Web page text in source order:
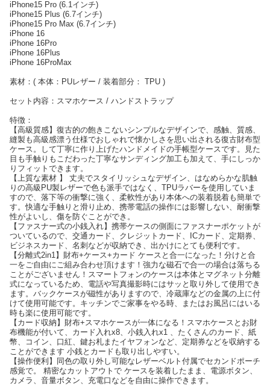
iPhone15 Pro (6.1インチ)
iPhone15 Plus (6.7インチ)
iPhone15 Pro Max (6.7インチ)
iPhone 16
iPhone 16Pro
iPhone 16Plus
iPhone 16ProMax
素材：( 本体：PUレザー / 装着部分： TPU )
セット内容：スマホケース / ハンドストラップ
特徴：
【高級質感】復古的の飽きこないシンプルなデザインで、感触、質感、
縫製も高級感漂う仕様でおしゃれで懐かしさを思い出される復古財布型
ケース。して丁寧に作り上げたハンドメイドの手帳型ケースです。見た
目も手触りもこだわった丁寧なサンディング加工も加えて、手にしっか
りフィットできます。
【上質な素材 】 丈夫でスタイリッシュなデザイン、はなめらかな肌触
りの高級PU製レザーで色も派手ではなく、TPUラバーを使用していま
すので、落下等の衝撃に強く、柔軟性があり本体への装着脱着も簡単で
す。快適な手触りと滑り止め、携帯電話の操作には影響しない、耐衝撃
性がよいし、傷を防ぐことができ。
【ファスナー式の小銭入れ】携帯ケースの側面にファスナーポケットが
ついているので、交通カード、クレジットカード、ICカード、定期券、
ビジネスカード、名刺などが収納でき、出かけにとても便利です。
【分離式2in1】財布+ケース+カード ケースと合一になった！分けと合
一をご自由にご組み合わせ頂けます！強力な磁石で合一の場合は落ちる
ことがございません！スマートフォンのケースは本体とマグネット分離
式になっているため、電話や写真撮影時にはサッと取り外して使用でき
ます。バックケースが磁性がありますので、冷蔵庫などの金属の上に付
けて使用可能です。キッチンでご家事をやる時、またはお風呂にはいる
時も楽に使用可能です。
【カード収納】財布+スマホケースが一体になる！スマホケースとお財
布機能が付いて、カード入れx8、小銭入れx1 、たくさんのカード、紙
幣、コイン、口紅、鍵お札またイヤフォンなど、定期券などを収納する
ことができます 小銭とカードも取り出しやすい。
【操作便利】同色の取り外し可能なレザーベルト付属でセカンドポーチ
感覚で。 精密なカットアウトで ケースを装着したまま、電源ボタン、
カメラ、音量ボタン、充電口などを自由に操作できます。